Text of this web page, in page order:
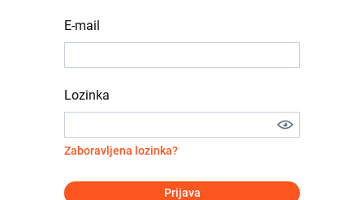
E-mail
Lozinka
Zaboravljena lozinka?
Prijava